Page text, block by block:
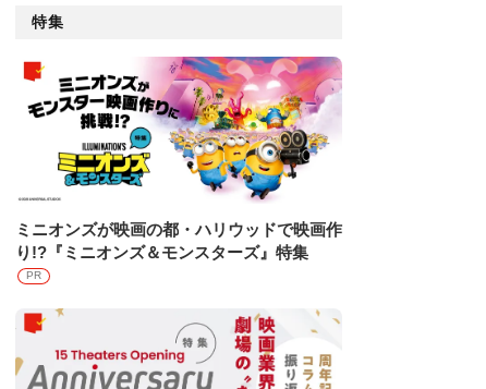
特集
ミニオンズが映画の都・ハリウッドで映画作
り!?『ミニオンズ＆モンスターズ』特集
PR